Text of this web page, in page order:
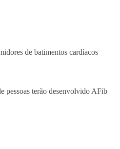
de batimentos cardíacos
pessoas terão desenvolvido AFib